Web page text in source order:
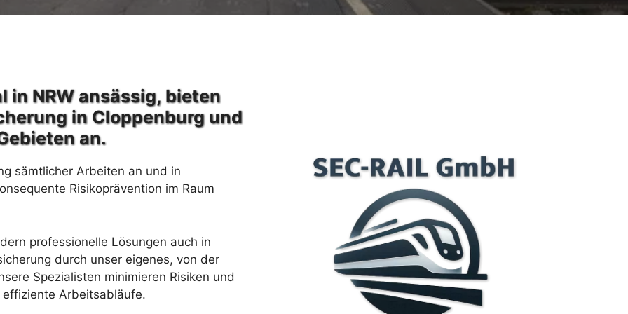
in NRW ansässig, bieten
in Cloppenburg und
an.
sämtlicher Arbeiten an und in
Risikoprävention im Raum
professionelle Lösungen auch in
durch unser eigenes, von der
Spezialisten minimieren Risiken und
Arbeitsabläufe.